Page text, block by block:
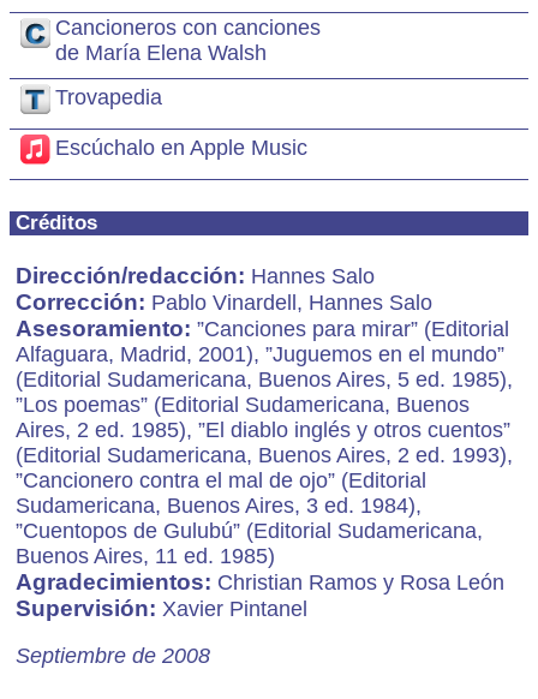
Cancioneros con canciones
de María Elena Walsh
Trovapedia
Escúchalo en Apple Music
Créditos
Dirección/redacción: Hannes Salo
Corrección: Pablo Vinardell, Hannes Salo
Asesoramiento: ”Canciones para mirar” (Editorial
Alfaguara, Madrid, 2001), ”Juguemos en el mundo”
(Editorial Sudamericana, Buenos Aires, 5 ed. 1985),
”Los poemas” (Editorial Sudamericana, Buenos
Aires, 2 ed. 1985), ”El diablo inglés y otros cuentos”
(Editorial Sudamericana, Buenos Aires, 2 ed. 1993),
”Cancionero contra el mal de ojo” (Editorial
Sudamericana, Buenos Aires, 3 ed. 1984),
”Cuentopos de Gulubú” (Editorial Sudamericana,
Buenos Aires, 11 ed. 1985)
Agradecimientos: Christian Ramos y Rosa León
Supervisión: Xavier Pintanel
Septiembre de 2008